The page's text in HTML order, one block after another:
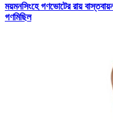
ময়মনসিংহে গণভোটের রায়
গণমিছিল